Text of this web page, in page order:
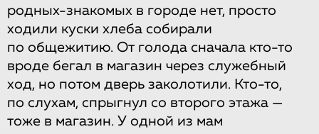
родных-знакомых в городе нет, просто
ходили куски хлеба собирали
по общежитию. От голода сначала кто-то
вроде бегал в магазин через служебный
ход, но потом дверь заколотили. Кто-то,
по слухам, спрыгнул со второго этажа —
тоже в магазин. У одной из мам